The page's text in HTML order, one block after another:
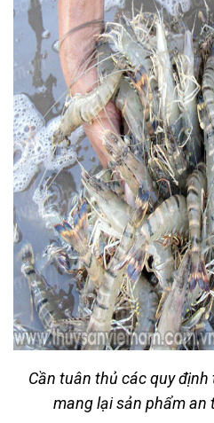
Cần tuân thủ các quy
mang lại sản phẩm an